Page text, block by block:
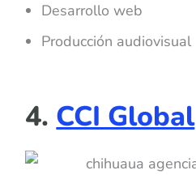
Desarrollo web
Producción audiovisual
4. CCI Global